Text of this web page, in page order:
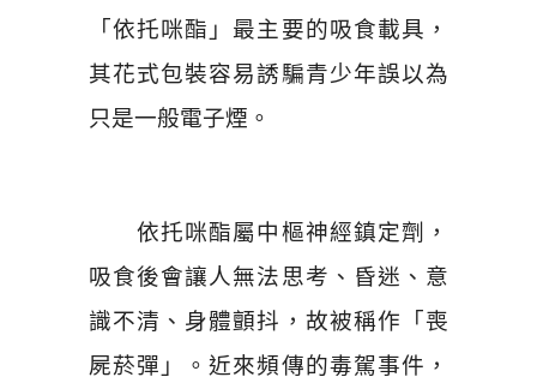
「依托咪酯」最主要的吸食載具，
其花式包裝容易誘騙青少年誤以為
只是一般電子煙。
依托咪酯屬中樞神經鎮定劑，
吸食後會讓人無法思考、昏迷、意
識不清、身體顫抖，故被稱作「喪
屍菸彈」。近來頻傳的毒駕事件，